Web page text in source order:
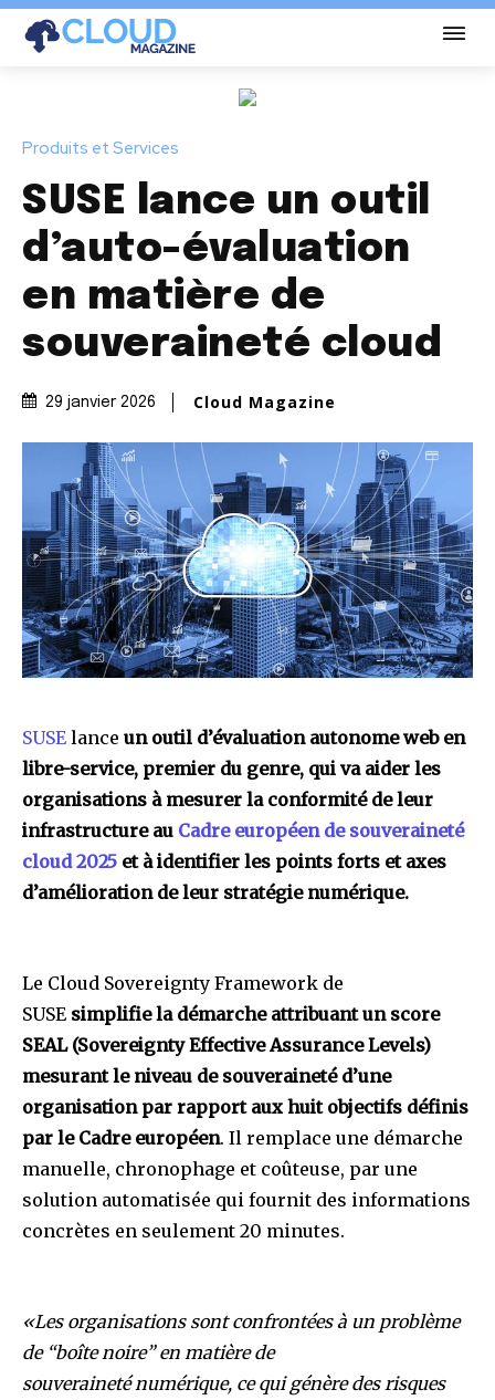
Produits et Services
SUSE lance un outil
d’auto-évaluation
en matière de
souveraineté cloud
29 janvier 2026 Cloud Magazine
SUSE lance un outil d’évaluation autonome web en
libre-service, premier du genre, qui va aider les
organisations à mesurer la conformité de leur
infrastructure au Cadre européen de souveraineté
cloud 2025 et à identifier les points forts et axes
d’amélioration de leur stratégie numérique.
Le Cloud Sovereignty Framework de
SUSE simplifie la démarche attribuant un score
SEAL (Sovereignty Effective Assurance Levels)
mesurant le niveau de souveraineté d’une
organisation par rapport aux huit objectifs définis
par le Cadre européen. Il remplace une démarche
manuelle, chronophage et coûteuse, par une
solution automatisée qui fournit des informations
concrètes en seulement 20 minutes.
«Les organisations sont confrontées à un problème
de “boîte noire” en matière de
souveraineté numérique, ce qui génère des risques